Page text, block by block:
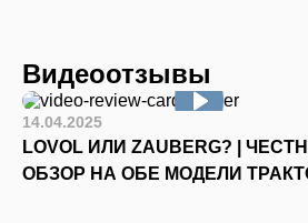
Видеоотзывы
14.04.2025
LOVOL ИЛИ ZAUBERG? |
ОБЗОР НА ОБЕ МОДЕЛИ